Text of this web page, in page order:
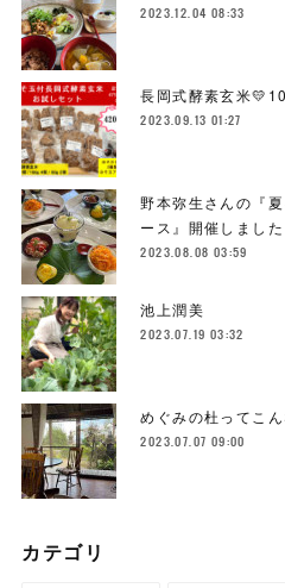
2023.12.04 08:33
長岡式酵素玄米
2023.09.13 01:27
野本弥生さんの『
ース』開催しました
2023.08.08 03:59
池上潤美
2023.07.19 03:32
めぐみの杜ってこ
2023.07.07 09:00
カテゴリ